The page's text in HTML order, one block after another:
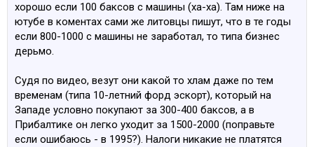
хорошо если 100 баксов с машины (ха-ха). Там ниже на
ютубе в коментах сами же литовцы пишут, что в те годы
если 800-1000 с машины не заработал, то типа бизнес
дерьмо.
Судя по видео, везут они какой то хлам даже по тем
временам (типа 10-летний форд эскорт), который на
Западе условно покупают за 300-400 баксов, а в
Прибалтике он легко уходит за 1500-2000 (поправьте
если ошибаюсь - в 1995?). Налоги никакие не платятся